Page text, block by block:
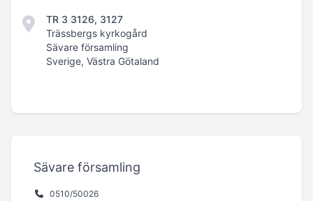
TR 3 3126, 3127
Trässbergs kyrkogård
Sävare församling
Sverige, Västra Götaland
Sävare församling
0510/50026